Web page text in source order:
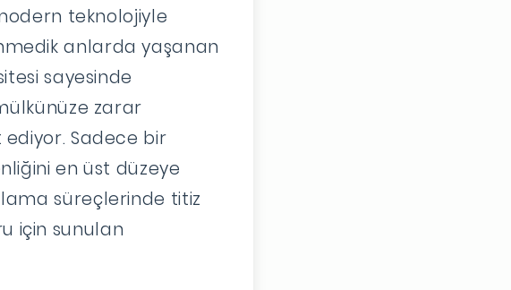
teknolojiyle
anlarda yaşanan
sayesinde
zarar
Sadece bir
en üst düzeye
süreçlerinde titiz
için sunulan